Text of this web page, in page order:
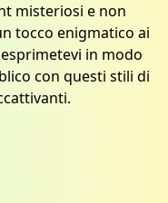
misteriosi e non
tocco enigmatico ai
in modo
con questi stili di